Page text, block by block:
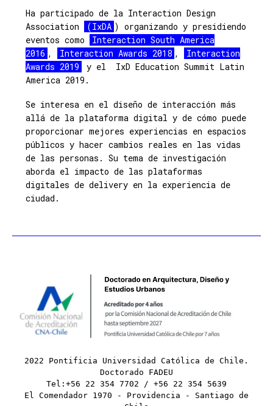
Ha participado de la Interaction Design
Association
(IxDA ) organizando y presidiendo
eventos como
Interaction South America
2016 , Interaction Awards 2018 ,
Interaction
Awards 2019
y el IxD Education Summit Latin
America 2019.
Se interesa en el diseño de interacción más
allá de la plataforma digital y de cómo puede
proporcionar mejores experiencias en espacios
públicos y hacer cambios reales en las vidas
de las personas. Su tema de investigación
aborda el impacto de las plataformas
digitales de delivery en la experiencia de
ciudad.
2022 Pontificia Universidad Católica de Chile.
Doctorado FADEU
Tel:+56 22 354 7702 / +56 22 354 5639
El Comendador 1970 - Providencia - Santiago de